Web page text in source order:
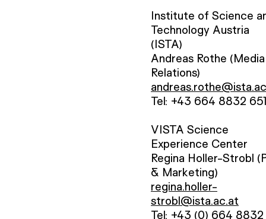
Institute of Science
Technology Austria
(ISTA)
Andreas Rothe (Media
Relations)
Tel: +43 664 8832
VISTA Science
Experience Center
Regina Holler-Strobl
& Marketing)
regina.holler-
strobl@ista.ac.at
Tel: +43 (0) 664 8832